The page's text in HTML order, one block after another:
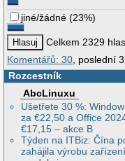
jiné/žádné (23%)
Celkem 2329
Komentářů: 30, poslední
Rozcestník
AbcLinuxu
Ušetřete 30 %:
za €22,50 a Office
€17,15 – akce B
Týden na ITBiz: Čína
zahájila výrobu